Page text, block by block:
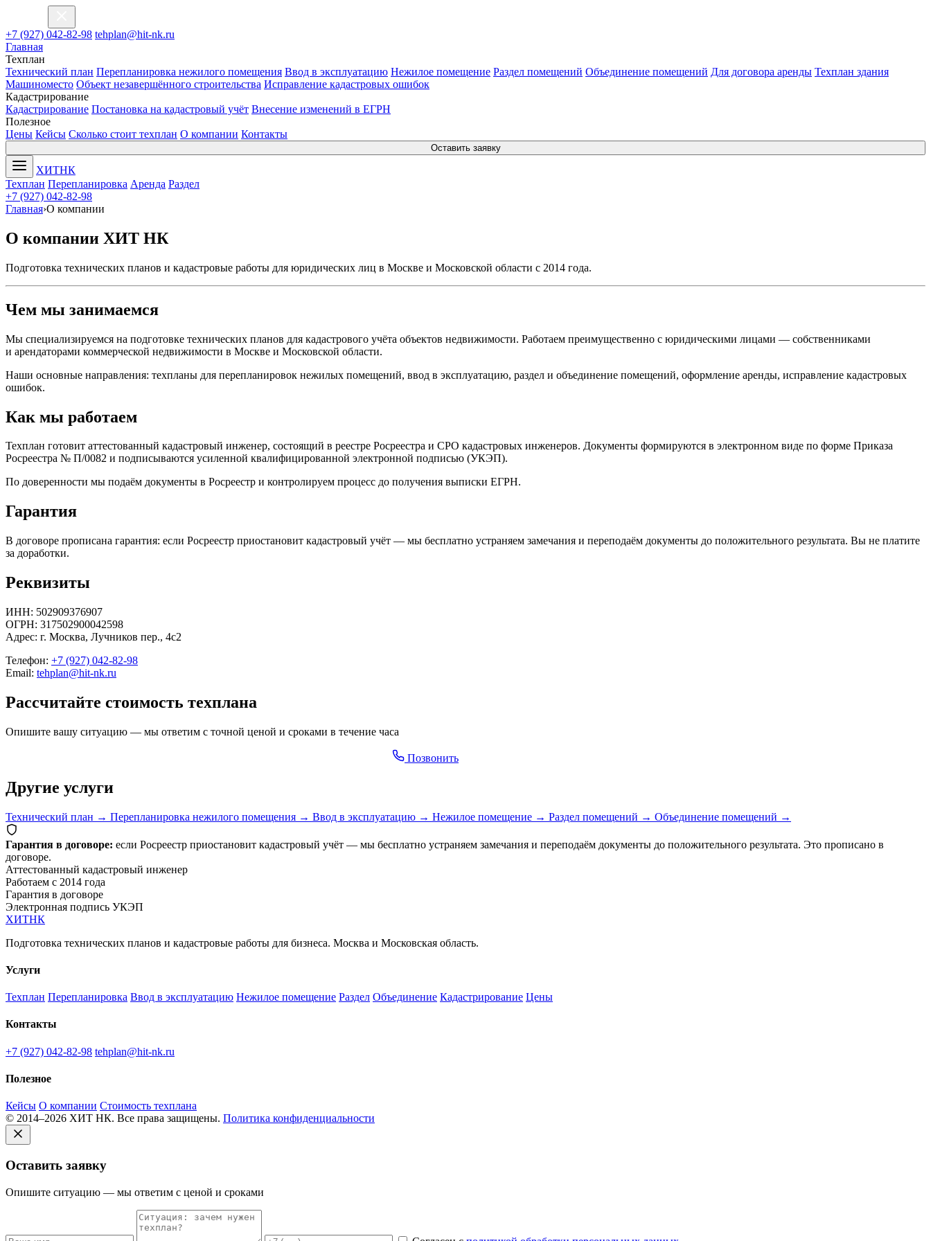
+7 (927) 042-82-98 tehplan@hit-nk.ru
Главная
Техплан
Технический план Перепланировка нежилого помещения Ввод в эксплуатацию Нежилое помещение Раздел помещений Объединение помещений Для договора аренды Техплан здания
Машиноместо Объект незавершённого строительства Исправление кадастровых ошибок
Кадастрирование
Кадастрирование Постановка на кадастровый учёт Внесение изменений в ЕГРН
Полезное
Цены Кейсы Сколько стоит техплан О компании Контакты
Оставить заявку
ХИТНК
Техплан Перепланировка Аренда Раздел
+7 (927) 042-82-98
Главная›О компании
О компании ХИТ НК
Подготовка технических планов и кадастровые работы для юридических лиц в Москве и Московской области с 2014 года.
Чем мы занимаемся
Мы специализируемся на подготовке технических планов для кадастрового учёта объектов недвижимости. Работаем преимущественно с юридическими лицами — собственниками
и арендаторами коммерческой недвижимости в Москве и Московской области.
Наши основные направления: техпланы для перепланировок нежилых помещений, ввод в эксплуатацию, раздел и объединение помещений, оформление аренды, исправление кадастровых
ошибок.
Как мы работаем
Техплан готовит аттестованный кадастровый инженер, состоящий в реестре Росреестра и СРО кадастровых инженеров. Документы формируются в электронном виде по форме Приказа
Росреестра № П/0082 и подписываются усиленной квалифицированной электронной подписью (УКЭП).
По доверенности мы подаём документы в Росреестр и контролируем процесс до получения выписки ЕГРН.
Гарантия
В договоре прописана гарантия: если Росреестр приостановит кадастровый учёт — мы бесплатно устраняем замечания и переподаём документы до положительного результата. Вы не платите
за доработки.
Реквизиты
ИНН: 502909376907
ОГРН: 317502900042598
Адрес: г. Москва, Лучников пер., 4с2
Телефон: +7 (927) 042-82-98
Email: tehplan@hit-nk.ru
Рассчитайте стоимость техплана
Опишите вашу ситуацию — мы ответим с точной ценой и сроками в течение часа
Позвонить
Другие услуги
Технический план → Перепланировка нежилого помещения → Ввод в эксплуатацию → Нежилое помещение → Раздел помещений → Объединение помещений →
Гарантия в договоре: если Росреестр приостановит кадастровый учёт — мы бесплатно устраняем замечания и переподаём документы до положительного результата. Это прописано в
договоре.
Аттестованный кадастровый инженер
Работаем с 2014 года
Гарантия в договоре
Электронная подпись УКЭП
ХИТНК
Подготовка технических планов и кадастровые работы для бизнеса. Москва и Московская область.
Услуги
Техплан Перепланировка Ввод в эксплуатацию Нежилое помещение Раздел Объединение Кадастрирование Цены
Контакты
+7 (927) 042-82-98 tehplan@hit-nk.ru
Полезное
Кейсы О компании Стоимость техплана
© 2014–2026 ХИТ НК. Все права защищены. Политика конфиденциальности
Оставить заявку
Опишите ситуацию — мы ответим с ценой и сроками